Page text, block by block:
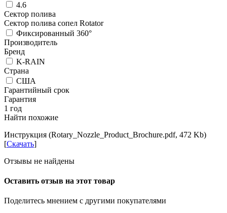
4.6
Сектор полива
Сектор полива сопел Rotator
Фиксированный 360°
Производитель
Бренд
K-RAIN
Страна
США
Гарантийный срок
Гарантия
1 год
Найти похожие
Инструкция (Rotary_Nozzle_Product_Brochure.pdf, 472 Kb)
[Скачать]
Отзывы не найдены
Оставить отзыв на этот товар
Поделитесь мнением с другими покупателями